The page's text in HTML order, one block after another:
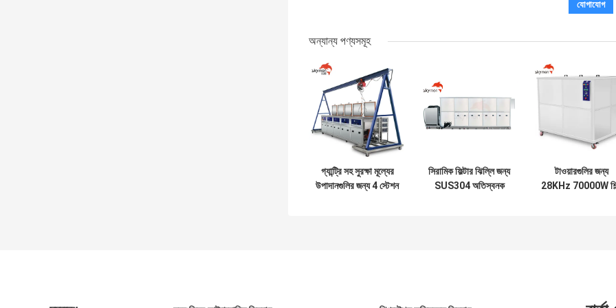
অন্যান্য পণ্যসমূহ
গ্যান্ট্রি সহ সুরক্ষা মূল্যের
উপাদানগুলির জন্য 4 স্টেশন
সিরামিক ফিল্টার ঝিল্লি জন্য
SUS304 অতিস্বনক
টাওয়ারগুলির জন্য
28KHz 70000W